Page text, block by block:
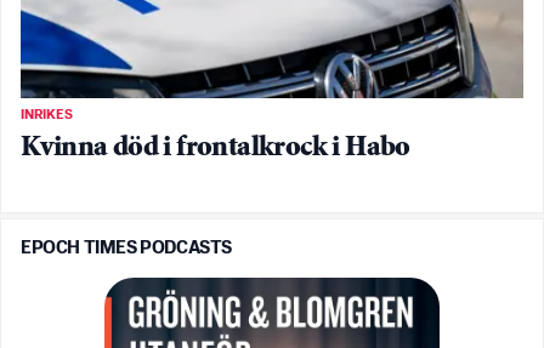
INRIKES
Kvinna död i frontalkrock i Habo
EPOCH TIMES PODCASTS